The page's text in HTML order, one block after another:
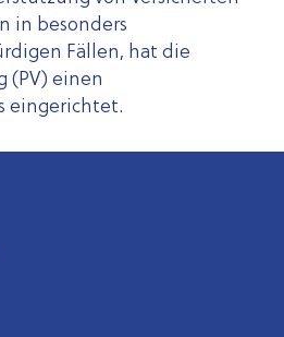
in besonders
Fällen, hat die
(PV) einen
eingerichtet.